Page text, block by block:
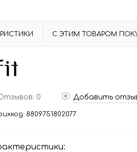
С ЭТИМ ТОВАРОМ
0 Добавить
8809751802077